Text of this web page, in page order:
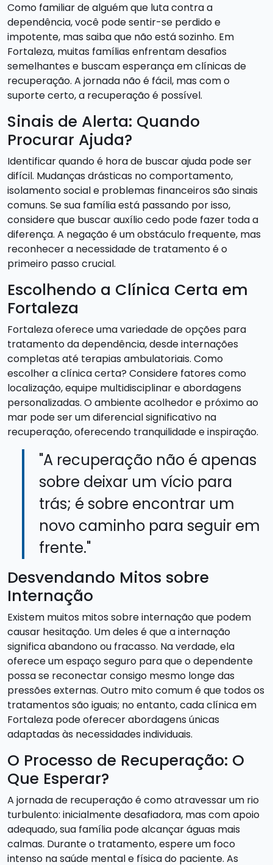
Como familiar de alguém que luta contra a
dependência, você pode sentir-se perdido e
impotente, mas saiba que não está sozinho. Em
Fortaleza, muitas famílias enfrentam desafios
semelhantes e buscam esperança em clínicas de
recuperação. A jornada não é fácil, mas com o
suporte certo, a recuperação é possível.
Sinais de Alerta: Quando
Procurar Ajuda?
Identificar quando é hora de buscar ajuda pode ser
difícil. Mudanças drásticas no comportamento,
isolamento social e problemas financeiros são sinais
comuns. Se sua família está passando por isso,
considere que buscar auxílio cedo pode fazer toda a
diferença. A negação é um obstáculo frequente, mas
reconhecer a necessidade de tratamento é o
primeiro passo crucial.
Escolhendo a Clínica Certa em
Fortaleza
Fortaleza oferece uma variedade de opções para
tratamento da dependência, desde internações
completas até terapias ambulatoriais. Como
escolher a clínica certa? Considere fatores como
localização, equipe multidisciplinar e abordagens
personalizadas. O ambiente acolhedor e próximo ao
mar pode ser um diferencial significativo na
recuperação, oferecendo tranquilidade e inspiração.
"A recuperação não é apenas
sobre deixar um vício para
trás; é sobre encontrar um
novo caminho para seguir em
frente."
Desvendando Mitos sobre
Internação
Existem muitos mitos sobre internação que podem
causar hesitação. Um deles é que a internação
significa abandono ou fracasso. Na verdade, ela
oferece um espaço seguro para que o dependente
possa se reconectar consigo mesmo longe das
pressões externas. Outro mito comum é que todos os
tratamentos são iguais; no entanto, cada clínica em
Fortaleza pode oferecer abordagens únicas
adaptadas às necessidades individuais.
O Processo de Recuperação: O
Que Esperar?
A jornada de recuperação é como atravessar um rio
turbulento: inicialmente desafiadora, mas com apoio
adequado, sua família pode alcançar águas mais
calmas. Durante o tratamento, espere um foco
intenso na saúde mental e física do paciente. As